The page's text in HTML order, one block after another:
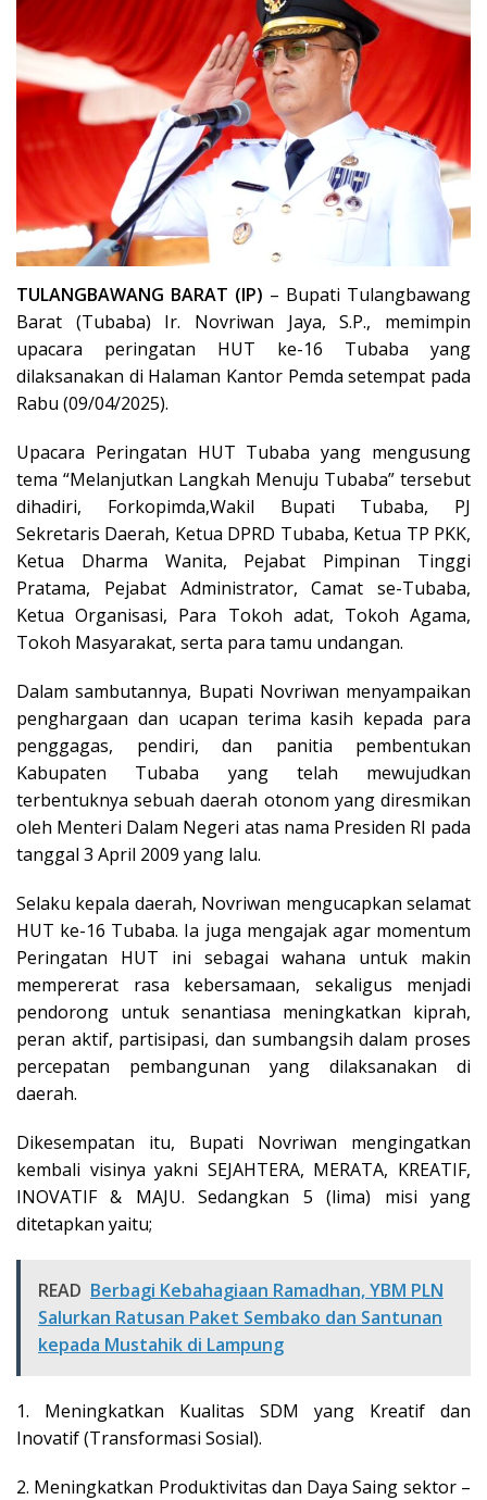
TULANGBAWANG BARAT (IP) – Bupati Tulangbawang
Barat (Tubaba) Ir. Novriwan Jaya, S.P., memimpin
upacara peringatan HUT ke-16 Tubaba yang
dilaksanakan di Halaman Kantor Pemda setempat pada
Rabu (09/04/2025).
Upacara Peringatan HUT Tubaba yang mengusung
tema “Melanjutkan Langkah Menuju Tubaba” tersebut
dihadiri, Forkopimda,Wakil Bupati Tubaba, PJ
Sekretaris Daerah, Ketua DPRD Tubaba, Ketua TP PKK,
Ketua Dharma Wanita, Pejabat Pimpinan Tinggi
Pratama, Pejabat Administrator, Camat se-Tubaba,
Ketua Organisasi, Para Tokoh adat, Tokoh Agama,
Tokoh Masyarakat, serta para tamu undangan.
Dalam sambutannya, Bupati Novriwan menyampaikan
penghargaan dan ucapan terima kasih kepada para
penggagas, pendiri, dan panitia pembentukan
Kabupaten Tubaba yang telah mewujudkan
terbentuknya sebuah daerah otonom yang diresmikan
oleh Menteri Dalam Negeri atas nama Presiden RI pada
tanggal 3 April 2009 yang lalu.
Selaku kepala daerah, Novriwan mengucapkan selamat
HUT ke-16 Tubaba. Ia juga mengajak agar momentum
Peringatan HUT ini sebagai wahana untuk makin
mempererat rasa kebersamaan, sekaligus menjadi
pendorong untuk senantiasa meningkatkan kiprah,
peran aktif, partisipasi, dan sumbangsih dalam proses
percepatan pembangunan yang dilaksanakan di
daerah.
Dikesempatan itu, Bupati Novriwan mengingatkan
kembali visinya yakni SEJAHTERA, MERATA, KREATIF,
INOVATIF & MAJU. Sedangkan 5 (lima) misi yang
ditetapkan yaitu;
READ Berbagi Kebahagiaan Ramadhan, YBM PLN
Salurkan Ratusan Paket Sembako dan Santunan
kepada Mustahik di Lampung
1. Meningkatkan Kualitas SDM yang Kreatif dan
Inovatif (Transformasi Sosial).
2. Meningkatkan Produktivitas dan Daya Saing sektor –